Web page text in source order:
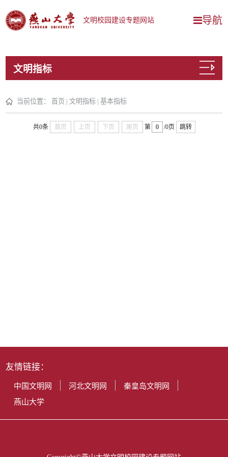
文明校园建设专题网站 导航
文明指标
当前位置：首页 |文明指标 |基本指标
共0条 首页 上页 下页 尾页 第 /0页 跳转
友情链接：
中国文明网 河北文明网
秦皇岛文明网
燕山大学